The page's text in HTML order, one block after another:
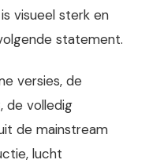
visueel sterk en
statement.
versies, de
de volledig
de mainstream
lucht